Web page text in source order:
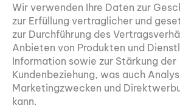
Wir verwenden Ihre Daten zur
zur Erfüllung vertraglicher und
zur Durchführung des
Anbieten von Produkten und
Information sowie zur Stärkung der
Kundenbeziehung, was auch
Marketingzwecken und
kann.